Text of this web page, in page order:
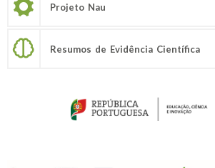
Projeto Nau
Resumos de Evidência Científica